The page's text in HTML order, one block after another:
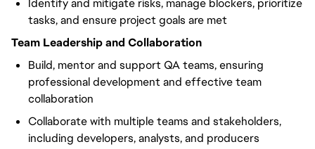
Identify and mitigate risks, manage blockers, prioritize
tasks, and ensure project goals are met
Team Leadership and Collaboration
Build, mentor and support QA teams, ensuring
professional development and effective team
collaboration
Collaborate with multiple teams and stakeholders,
including developers, analysts, and producers